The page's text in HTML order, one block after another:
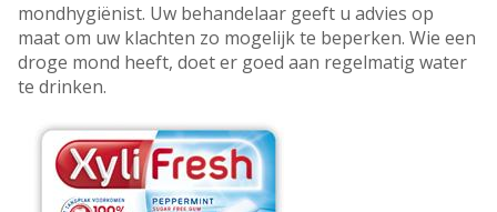
mondhygiënist. Uw behandelaar geeft u advies op
maat om uw klachten zo mogelijk te beperken. Wie een
droge mond heeft, doet er goed aan regelmatig water
te drinken.